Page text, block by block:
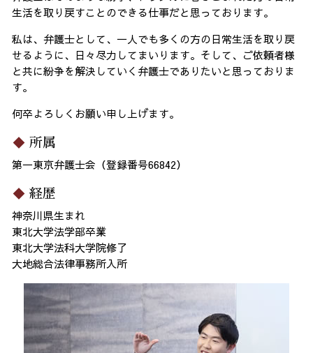
生活を取り戻すことのできる仕事だと思っております。
私は、弁護士として、一人でも多くの方の日常生活を取り戻
せるように、日々尽力してまいります。そして、ご依頼者様
と共に紛争を解決していく弁護士でありたいと思っておりま
す。
何卒よろしくお願い申し上げます。
所属
第一東京弁護士会（登録番号66842）
経歴
神奈川県生まれ
東北大学法学部卒業
東北大学法科大学院修了
大地総合法律事務所入所